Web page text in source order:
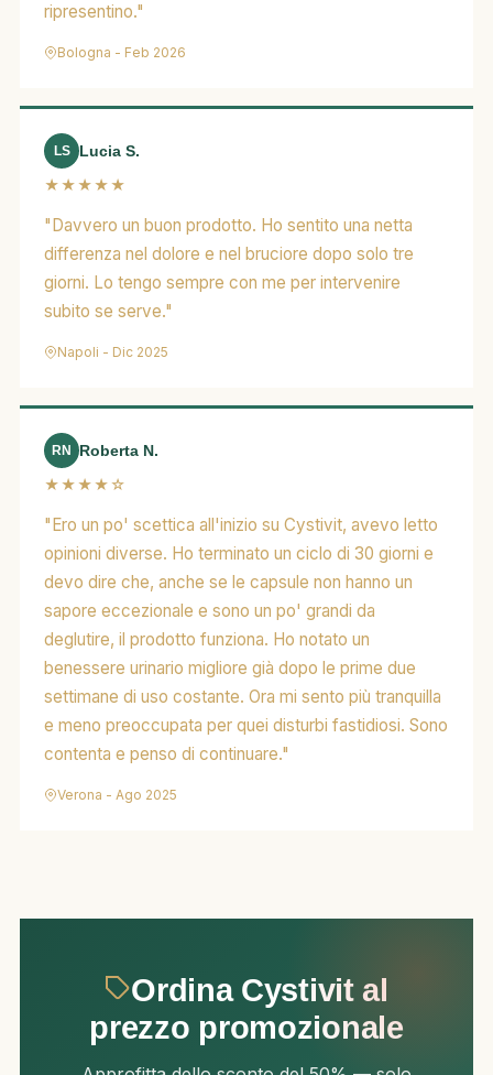
ripresentino."
Bologna - Feb 2026
LS
Lucia S.
★★★★★
"Davvero un buon prodotto. Ho sentito una netta
differenza nel dolore e nel bruciore dopo solo tre
giorni. Lo tengo sempre con me per intervenire
subito se serve."
Napoli - Dic 2025
RN
Roberta N.
★★★★☆
"Ero un po' scettica all'inizio su Cystivit, avevo letto
opinioni diverse. Ho terminato un ciclo di 30 giorni e
devo dire che, anche se le capsule non hanno un
sapore eccezionale e sono un po' grandi da
deglutire, il prodotto funziona. Ho notato un
benessere urinario migliore già dopo le prime due
settimane di uso costante. Ora mi sento più tranquilla
e meno preoccupata per quei disturbi fastidiosi. Sono
contenta e penso di continuare."
Verona - Ago 2025
Ordina Cystivit al
prezzo promozionale